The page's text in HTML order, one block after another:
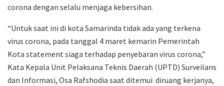
corona dengan selalu menjaga kebersihan.
“Untuk saat ini di kota Samarinda tidak ada yang terkena
virus corona, pada tanggal 4 maret kemarin Pemerintah
Kota statement siaga terhadap penyebaran virus corona,”
Kata Kepala Unit Pelaksana Teknis Daerah (UPTD) Surveilans
dan Informasi, Osa Rafshodia saat ditemui diruang kerjanya,